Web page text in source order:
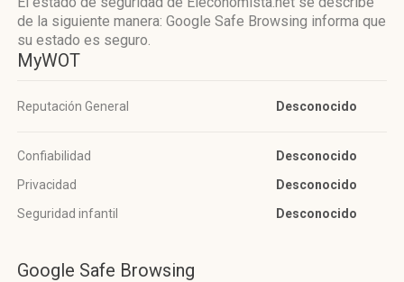
de la siguiente manera: Google Safe Browsing informa que
su estado es seguro.
MyWOT
Reputación General Desconocido
Confiabilidad
Desconocido
Privacidad
Desconocido
Seguridad infantil
Desconocido
Google Safe Browsing